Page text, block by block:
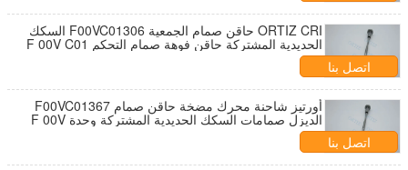
ORTIZ CRI حاقن صمام الجمعية F00VC01306 السكك
الحديدية المشتركة حاقن فوهة صمام التحكم F 00V C01
306
اتصل بنا
أورتيز شاحنة محرك مضخة حاقن صمام F00VC01367
الديزل صمامات السكك الحديدية المشتركة وحدة F 00V
C01 367
اتصل بنا